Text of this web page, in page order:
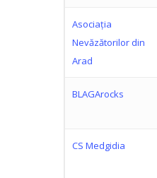
Asociația
Nevăzătorilor din
Arad
BLAGArocks
CS Medgidia